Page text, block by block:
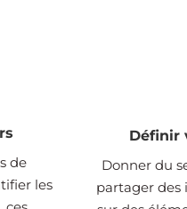
de
les
Définir
Donner du
partager des